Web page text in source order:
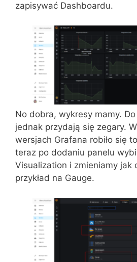
zapisywać Dashboardu.
No dobra, wykresy mamy.
jednak przydają się zegary.
wersjach Grafana robiło się
teraz po dodaniu panelu
Visualization i zmieniamy jak
przykład na Gauge.